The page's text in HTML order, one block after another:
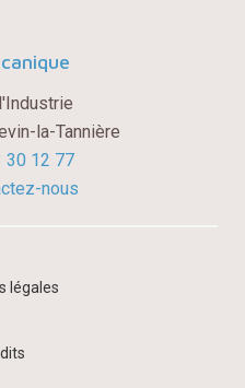
la-Tannière
30 12 77
nous
légales